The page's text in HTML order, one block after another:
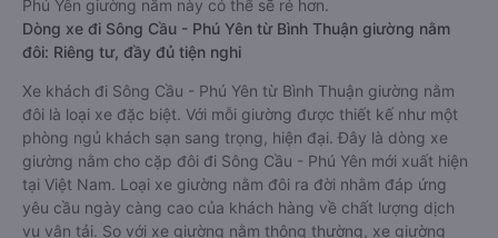
Giá véxe giường nằm đi Sông Cầu - Phú Yên từ Bình Thuận
nhất là 300000VND của hãng xe Trung Hòa. Tùy thuộc vào
chương trình khuyến mãi, giá vé Xe Bình Thuận đi Sông Cầu -
Phú Yên giường nằm này có thể sẽ rẻ hơn.
Dòng xe đi Sông Cầu - Phú Yên từ Bình Thuận giường nằm
đôi: Riêng tư, đầy đủ tiện nghi
Xe khách đi Sông Cầu - Phú Yên từ Bình Thuận giường nằm
đôi là loại xe đặc biệt. Với mỗi giường được thiết kế như một
phòng ngủ khách sạn sang trọng, hiện đại. Đây là dòng xe